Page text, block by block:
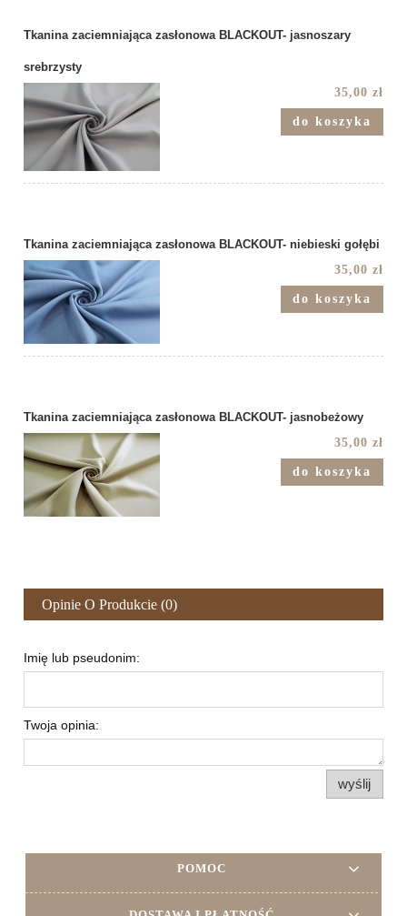
Tkanina zaciemniająca zasłonowa BLACKOUT- jasnoszary
srebrzysty
35,00 zł
do koszyka
Tkanina zaciemniająca zasłonowa BLACKOUT- niebieski gołębi
35,00 zł
do koszyka
Tkanina zaciemniająca zasłonowa BLACKOUT- jasnobeżowy
35,00 zł
do koszyka
Opinie O Produkcie (0)
Imię lub pseudonim:
Twoja opinia:
wyślij
POMOC